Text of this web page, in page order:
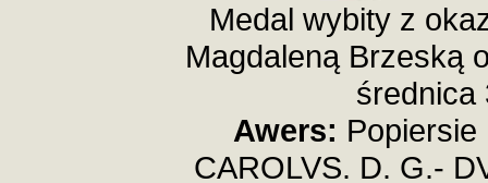
Medal wybity z
Magdaleną Brzeską
średnica
Awers:
CAROLVS. D. G.-